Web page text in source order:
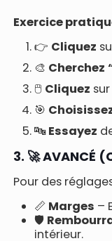
Exercice
👉 Cliquez
🎨 Cherchez
🖱️ Cliquez
🎯
🔤Essayez
3. 🚀
Pour des
📏 Marges –
🛡️
intérieur.